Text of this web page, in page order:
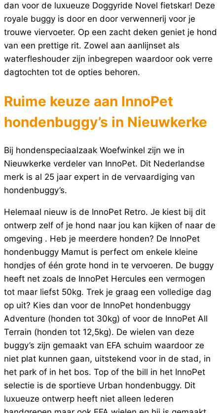
dan voor de luxueuze Doggyride Novel fietskar! Deze
royale buggy is door en door verwennerij voor je
trouwe viervoeter. Op een zacht deken geniet je hond
van een prettige rit. Zowel aan aanlijnset als
waterfleshouder zijn inbegrepen waardoor ook verre
dagtochten tot de opties behoren.
Ruime keuze aan InnoPet
hondenbuggy’s in Nieuwkerke
Bij hondenspeciaalzaak Woefwinkel zijn we in
Nieuwkerke verdeler van InnoPet. Dit Nederlandse
merk is al 25 jaar expert in de vervaardiging van
hondenbuggy’s.
Helemaal nieuw is de InnoPet Retro. Je kiest bij dit
ontwerp zelf of je hond naar jou kan kijken of naar de
omgeving . Heb je meerdere honden? De InnoPet
hondenbuggy Mamut is perfect om enkele kleine
hondjes of één grote hond in te vervoeren. De buggy
heeft net zoals de InnoPet Hercules een vermogen
tot maar liefst 50kg. Trek je graag een volledige dag
op uit? Kies dan voor de InnoPet hondenbuggy
Adventure (honden tot 30kg) of voor de InnoPet All
Terrain (honden tot 12,5kg). De wielen van deze
buggy’s zijn gemaakt van EFA schuim waardoor ze
niet plat kunnen gaan, uitstekend voor in de stad, in
het park of in het bos. Top of the bill in het InnoPet
selectie is de sportieve Urban hondenbuggy. Dit
luxueuze ontwerp heeft niet alleen lederen